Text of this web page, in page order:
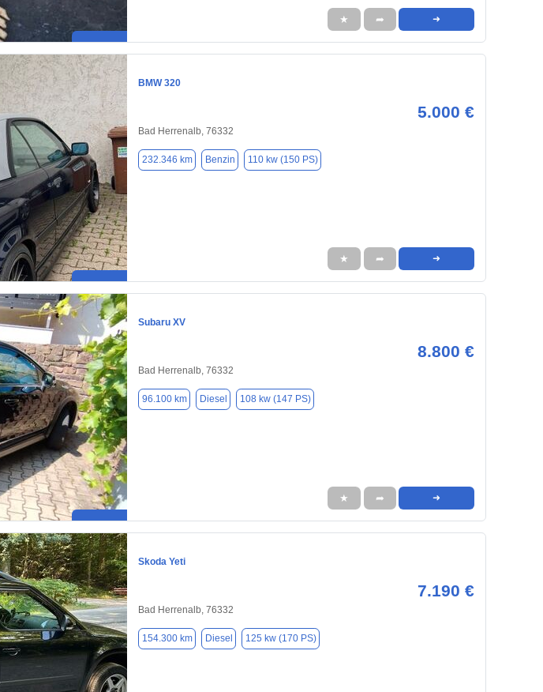
★ ➦ ➜
BMW 320
5.000 €
Bad Herrenalb, 76332
232.346 km Benzin 110 kw (150 PS)
★ ➦ ➜
Subaru XV
8.800 €
Bad Herrenalb, 76332
96.100 km Diesel 108 kw (147 PS)
★ ➦ ➜
Skoda Yeti
7.190 €
Bad Herrenalb, 76332
154.300 km Diesel 125 kw (170 PS)